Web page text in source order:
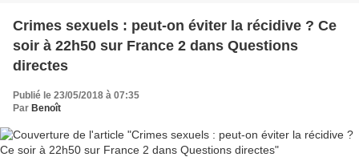
Crimes sexuels : peut-on éviter la récidive ? Ce
soir à 22h50 sur France 2 dans Questions
directes
Publié le 23/05/2018 à 07:35
Par Benoît